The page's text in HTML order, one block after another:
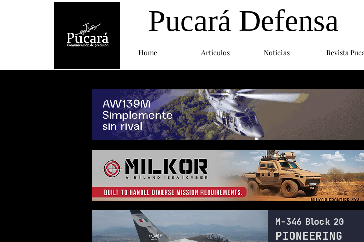
Home Artículos Noticias Revista
Pucará Defensa